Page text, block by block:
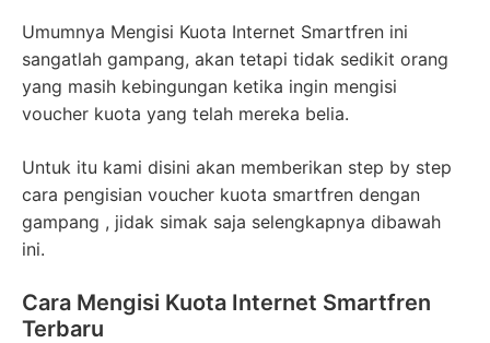
Umumnya Mengisi Kuota Internet Smartfren ini
sangatlah gampang, akan tetapi tidak sedikit orang
yang masih kebingungan ketika ingin mengisi
voucher kuota yang telah mereka belia.
Untuk itu kami disini akan memberikan step by step
cara pengisian voucher kuota smartfren dengan
gampang , jidak simak saja selengkapnya dibawah
ini.
Cara Mengisi Kuota Internet Smartfren
Terbaru